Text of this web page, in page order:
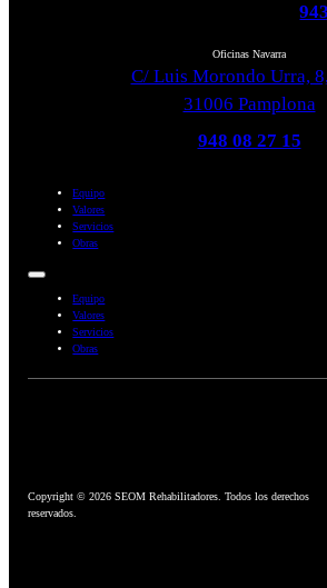
Oficinas Navarra
C/ Luis Morondo Urra,
31006 Pamplona
948 08 27 15
Equipo
Valores
Servicios
Obras
Equipo
Valores
Servicios
Obras
Copyright © 2026 SEOM Rehabilitadores. Todos los derechos
reservados.